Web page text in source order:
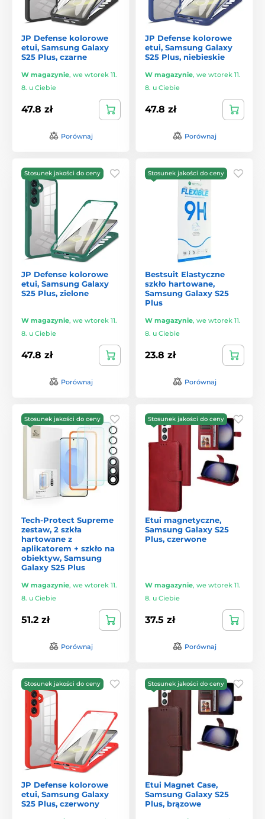
JP Defense kolorowe
etui, Samsung Galaxy
S25 Plus, czarne
W magazynie, we wtorek 11.
8. u Ciebie
47.8 zł
Porównaj
JP Defense kolorowe
etui, Samsung Galaxy
S25 Plus, niebieskie
W magazynie, we wtorek 11.
8. u Ciebie
47.8 zł
Porównaj
Stosunek jakości do ceny
JP Defense kolorowe
etui, Samsung Galaxy
S25 Plus, zielone
W magazynie, we wtorek 11.
8. u Ciebie
47.8 zł
Porównaj
Stosunek jakości do ceny
Bestsuit Elastyczne
szkło hartowane,
Samsung Galaxy S25
Plus
W magazynie, we wtorek 11.
8. u Ciebie
23.8 zł
Porównaj
Stosunek jakości do ceny
Tech-Protect Supreme
zestaw, 2 szkła
hartowane z
aplikatorem + szkło na
obiektyw, Samsung
Galaxy S25 Plus
W magazynie, we wtorek 11.
8. u Ciebie
51.2 zł
Porównaj
Stosunek jakości do ceny
Etui magnetyczne,
Samsung Galaxy S25
Plus, czerwone
W magazynie, we wtorek 11.
8. u Ciebie
37.5 zł
Porównaj
Stosunek jakości do ceny
JP Defense kolorowe
etui, Samsung Galaxy
S25 Plus, czerwony
Stosunek jakości do ceny
Etui Magnet Case,
Samsung Galaxy S25
Plus, brązowe